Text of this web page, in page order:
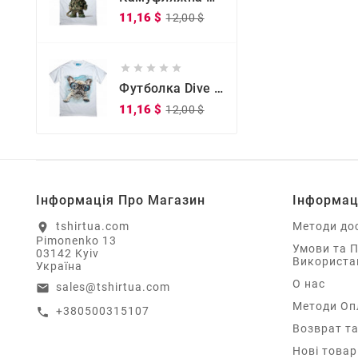
11,16 $ 12,00 $
    
Футболка Dive Doggy Dive Doggy
11,16 $ 12,00 $
Інформація Про Магазин
location_on
tshirtua.com
Pimonenko 13
03142 Kyiv
Україна
email sales@tshirtua.com
call +380500315107
Методи
Умови та
О нас
Методи
Возврат
Нові